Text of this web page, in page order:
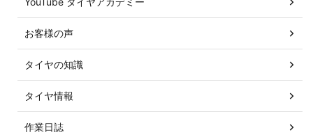
お客様の声
タイヤの知識
タイヤ情報
作業日誌